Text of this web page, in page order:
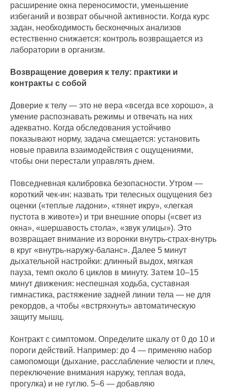
расширение окна переносимости, уменьшение
избеганий и возврат обычной активности. Когда курс
задан, необходимость бесконечных анализов
естественно снижается: контроль возвращается из
лаборатории в организм.
Возвращение доверия к телу: практики и
контракты с собой
Доверие к телу — это не вера «всегда все хорошо», а
умение распознавать режимы и отвечать на них
адекватно. Когда обследования устойчиво
показывают норму, задача смещается: установить
новые правила взаимодействия с ощущениями,
чтобы они перестали управлять днем.
Повседневная калибровка безопасности. Утром —
короткий чек-ин: назвать три телесных ощущения без
оценки («теплые ладони», «тянет икру», «легкая
пустота в животе») и три внешние опоры («свет из
окна», «шершавость стола», «звук улицы»). Это
возвращает внимание из воронки внутрь-страх-внутрь
в круг «внутрь-наружу-баланс». Далее 5 минут
дыхательной настройки: длинный выдох, мягкая
пауза, темп около 6 циклов в минуту. Затем 10–15
минут движения: неспешная ходьба, суставная
гимнастика, растяжение задней линии тела — не для
рекордов, а чтобы «встряхнуть» автоматическую
защиту мышц.
Контракт с симптомом. Определите шкалу от 0 до 10 и
пороги действий. Например: до 4 — применяю набор
самопомощи (дыхание, расслабление челюсти и плеч,
переключение внимания наружу, теплая вода,
прогулка) и не гуглю. 5–6 — добавляю